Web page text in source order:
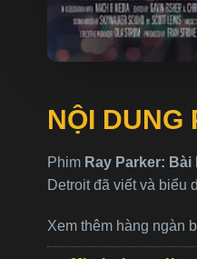
NỘI DUNG
Phim Ray Parker:
Detroit đã viết và biểu
Xem thêm hàng ngàn